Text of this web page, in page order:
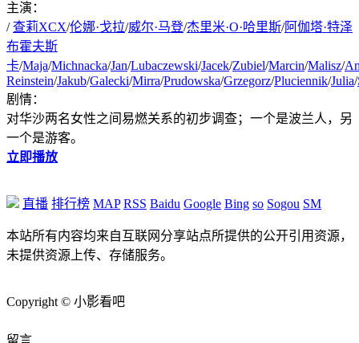
主演：
/ 查莉XCX/伦娜·戈拉/威尔·马登/杰里米·O·哈里斯/阿伽塔·特泽
布霍夫斯
卡/Maja/Michnacka/Jan/Lubaczewski/Jacek/Zubiel/Marcin/Malisz/
Reinstein/Jakub/Galecki/Mirra/Prudowska/Grzegorz/Pluciennik/Julia/
剧情：
对华沙两名女性之间易燃关系的初步调查；一个是波兰人，另
一个是游客。
立即播放
直播 排行榜 MAP RSS Baidu Google Bing so Sogou SM
本站所有内容均来自互联网分享站点所提供的公开引用资源，
未提供资源上传、存储服务。
Copyright © 小影看吧